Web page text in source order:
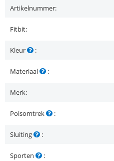
Artikelnummer:
Fitbit:
Kleur :
Materiaal :
Merk:
Polsomtrek :
Sluiting :
Sporten :